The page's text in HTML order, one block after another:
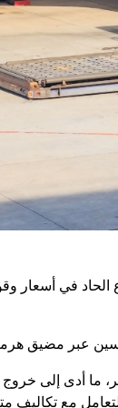
الحاد في أسعار
ما أدى إلى
مع تكاليف